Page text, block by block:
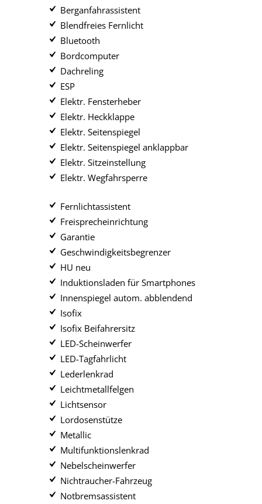
Berganfahrassistent
Blendfreies Fernlicht
Bluetooth
Bordcomputer
Dachreling
ESP
Elektr. Fensterheber
Elektr. Heckklappe
Elektr. Seitenspiegel
Elektr. Seitenspiegel anklappbar
Elektr. Sitzeinstellung
Elektr. Wegfahrsperre
Fernlichtassistent
Freisprecheinrichtung
Garantie
Geschwindigkeitsbegrenzer
HU neu
Induktionsladen für Smartphones
Innenspiegel autom. abblendend
Isofix
Isofix Beifahrersitz
LED-Scheinwerfer
LED-Tagfahrlicht
Lederlenkrad
Leichtmetallfelgen
Lichtsensor
Lordosenstütze
Metallic
Multifunktionslenkrad
Nebelscheinwerfer
Nichtraucher-Fahrzeug
Notbremsassistent